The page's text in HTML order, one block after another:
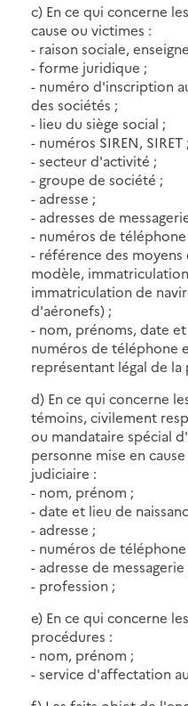
c) En ce qui concerne
cause ou victimes :
- raison sociale,
- forme juridique ;
- numéro d'inscription
des sociétés ;
- lieu du siège social ;
- numéros SIREN, SIRET ;
- secteur d'activité ;
- groupe de société ;
- adresse ;
- adresses de
- numéros de téléphone
- référence des
modèle,
immatriculation de
d'aéronefs) ;
- nom, prénoms, date
numéros de téléphone
représentant légal de la
d) En ce qui concerne
témoins, civilement
ou mandataire spécial
personne mise en
judiciaire :
- nom, prénom ;
- date et lieu de
- adresse ;
- numéros de téléphone
- adresse de messagerie
- profession ;
e) En ce qui concerne
procédures :
- nom, prénom ;
- service d'affectation